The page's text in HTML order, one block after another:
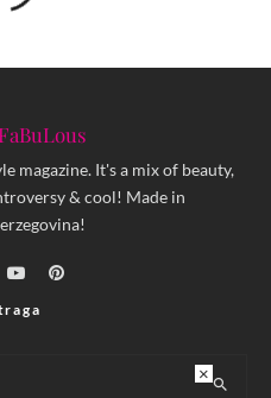
magazine. It's a mix of beauty,
& cool! Made in
×